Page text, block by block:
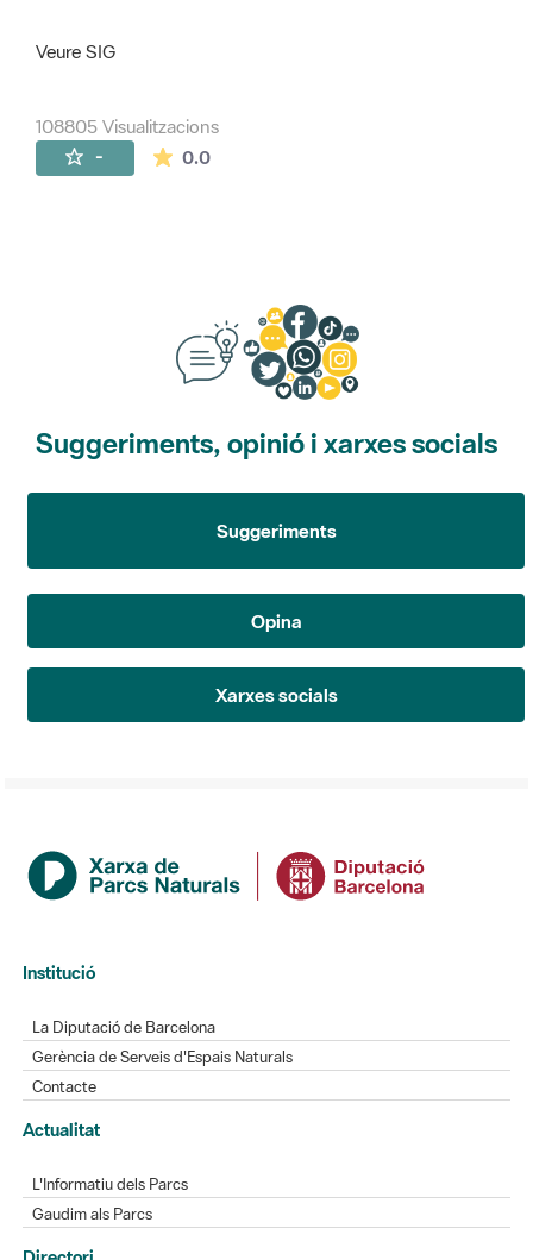
Veure SIG
108805 Visualitzacions
- 0.0La mitjana de les valoracions és de 0
Suggeriments, opinió i xarxes socials
Suggeriments
Opina
Xarxes socials
Institució
La Diputació de Barcelona
Gerència de Serveis d'Espais Naturals
Contacte
Actualitat
L'Informatiu dels Parcs
Gaudim als Parcs